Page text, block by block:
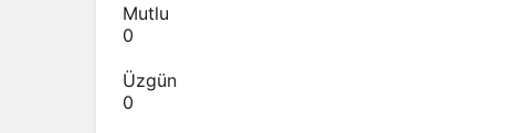
Mutlu
0
Üzgün
0